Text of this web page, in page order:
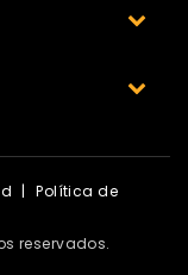
|
Política de
reservados.